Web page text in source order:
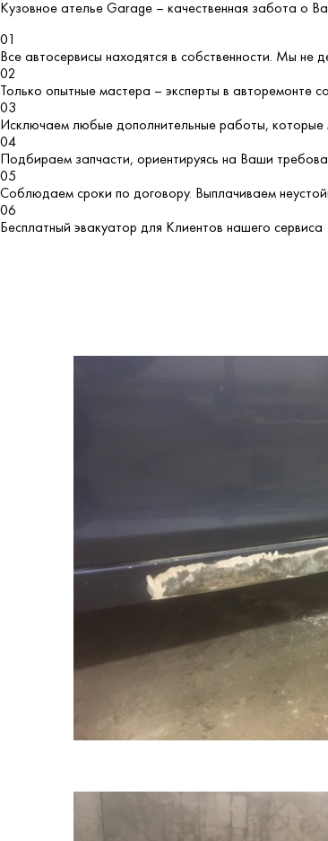
Кузовное ателье Garage – качественная забота о
01
Все автосервисы находятся в собственности. Мы не
02
Только опытные мастера – эксперты в авторемонте
03
Исключаем любые дополнительные работы, которые
04
Подбираем запчасти, ориентируясь на Ваши
05
Соблюдаем сроки по договору. Выплачиваем
06
Бесплатный эвакуатор для Клиентов нашего сервиса